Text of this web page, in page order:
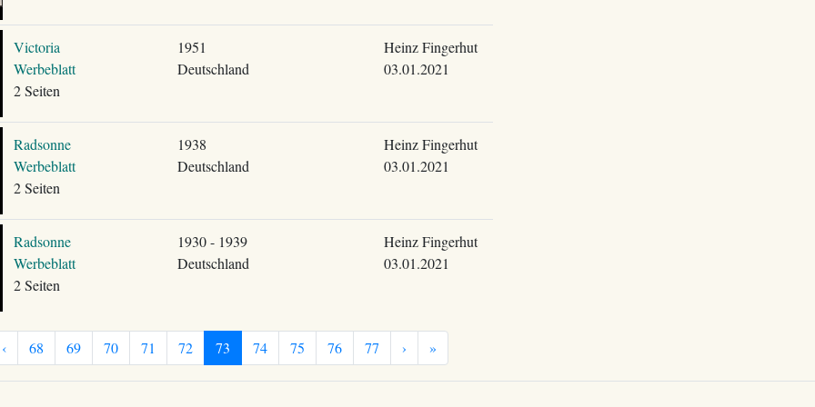
Victoria
Werbeblatt
2 Seiten
1951
Deutschland
Heinz Fingerhut
03.01.2021
Radsonne
Werbeblatt
2 Seiten
1938
Deutschland
Heinz Fingerhut
03.01.2021
Radsonne
Werbeblatt
2 Seiten
1930 - 1939
Deutschland
Heinz Fingerhut
03.01.2021
‹ 68 69 70 71 72 73 74 75 76 77 › »